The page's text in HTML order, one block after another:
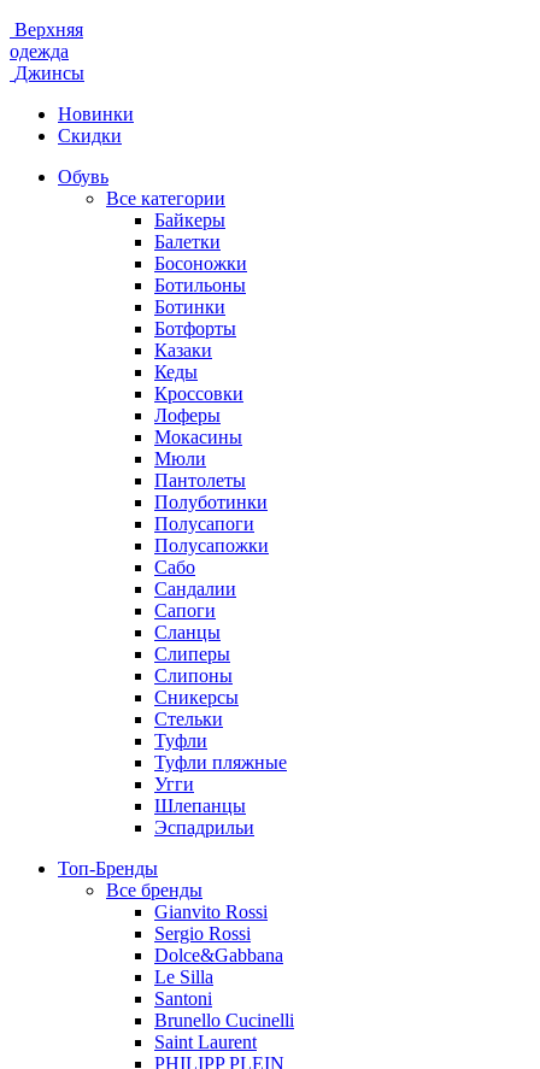
Верхняя
одежда
Джинсы
Новинки
Скидки
Обувь
Все категории
Байкеры
Балетки
Босоножки
Ботильоны
Ботинки
Ботфорты
Казаки
Кеды
Кроссовки
Лоферы
Мокасины
Мюли
Пантолеты
Полуботинки
Полусапоги
Полусапожки
Сабо
Сандалии
Сапоги
Сланцы
Слиперы
Слипоны
Сникерсы
Стельки
Туфли
Туфли пляжные
Угги
Шлепанцы
Эспадрильи
Топ-Бренды
Все бренды
Gianvito Rossi
Sergio Rossi
Dolce&Gabbana
Le Silla
Santoni
Brunello Cucinelli
Saint Laurent
PHILIPP PLEIN